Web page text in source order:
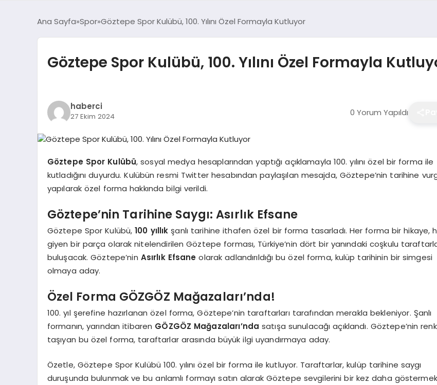
Ana Sayfa Spor Göztepe Spor Kulübü, 100. Yılını Özel Formayla Kutluyor
Göztepe Spor Kulübü, 100. Yılını Özel Formayla
haberci
27 Ekim 2024 0 Yorum Yapıldı
Göztepe Spor Kulübü, sosyal medya hesaplarından yaptığı açıklamayla 100. yılını özel bir forma ile
kutladığını duyurdu. Kulübün resmi Twitter hesabından paylaşılan mesajda, Göztepe’nin tarihine
yapılarak özel forma hakkında bilgi verildi.
Göztepe’nin Tarihine Saygı: Asırlık Efsane
Göztepe Spor Kulübü,100 yıllık şanlı tarihine ithafen özel bir forma tasarladı. Her forma bir hikaye,
giyen bir parça olarak nitelendirilen Göztepe forması, Türkiye’nin dört bir yanındaki coşkulu
buluşacak. Göztepe’nin Asırlık Efsane olarak adlandırıldığı bu özel forma, kulüp tarihinin bir simgesi
olmaya aday.
Özel Forma GÖZGÖZ Mağazaları’nda!
100. yıl şerefine hazırlanan özel forma, Göztepe’nin taraftarları tarafından merakla bekleniyor. Şanlı
formanın, yarından itibaren GÖZGÖZ Mağazaları’nda satışa sunulacağı açıklandı. Göztepe’nin
taşıyan bu özel forma, taraftarlar arasında büyük ilgi uyandırmaya aday.
Özetle, Göztepe Spor Kulübü 100. yılını özel bir forma ile kutluyor. Taraftarlar, kulüp tarihine saygı
duruşunda bulunmak ve bu anlamlı formayı satın alarak Göztepe sevgilerini bir kez daha